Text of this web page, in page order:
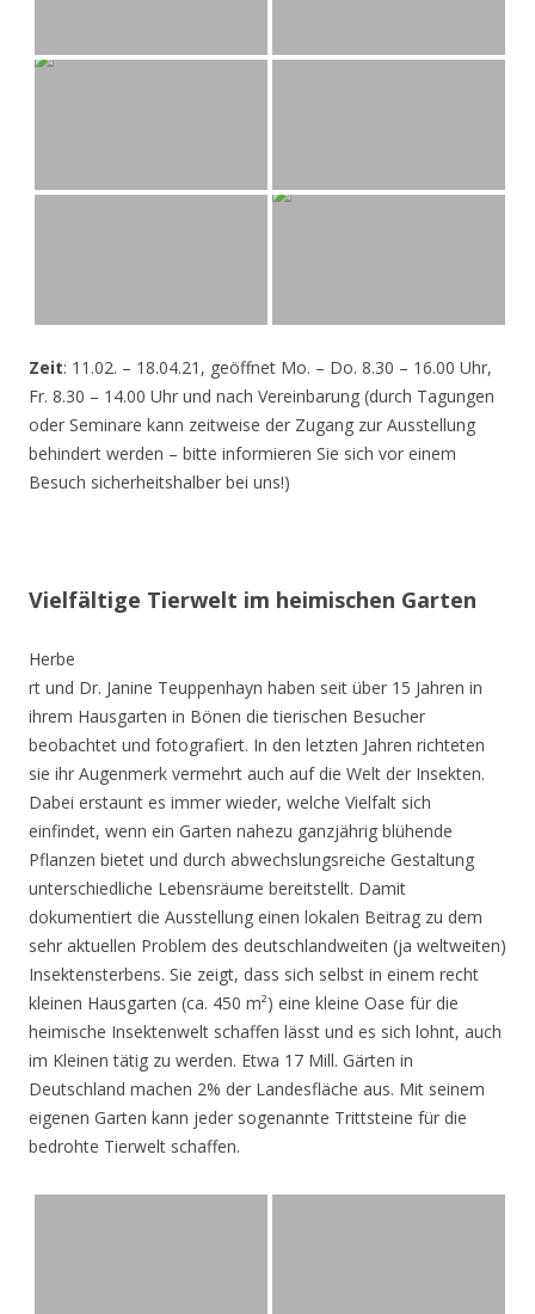
Zeit: 11.02. – 18.04.21, geöffnet Mo. – Do. 8.30 – 16.00 Uhr,
Fr. 8.30 – 14.00 Uhr und nach Vereinbarung (durch Tagungen
oder Seminare kann zeitweise der Zugang zur Ausstellung
behindert werden – bitte informieren Sie sich vor einem
Besuch sicherheitshalber bei uns!)
Vielfältige Tierwelt im heimischen Garten
Herbe
rt und Dr. Janine Teuppenhayn haben seit über 15 Jahren in
ihrem Hausgarten in Bönen die tierischen Besucher
beobachtet und fotografiert. In den letzten Jahren richteten
sie ihr Augenmerk vermehrt auch auf die Welt der Insekten.
Dabei erstaunt es immer wieder, welche Vielfalt sich
einfindet, wenn ein Garten nahezu ganzjährig blühende
Pflanzen bietet und durch abwechslungsreiche Gestaltung
unterschiedliche Lebensräume bereitstellt. Damit
dokumentiert die Ausstellung einen lokalen Beitrag zu dem
sehr aktuellen Problem des deutschlandweiten (ja weltweiten)
Insektensterbens. Sie zeigt, dass sich selbst in einem recht
kleinen Hausgarten (ca. 450 m²) eine kleine Oase für die
heimische Insektenwelt schaffen lässt und es sich lohnt, auch
im Kleinen tätig zu werden. Etwa 17 Mill. Gärten in
Deutschland machen 2% der Landesfläche aus. Mit seinem
eigenen Garten kann jeder sogenannte Trittsteine für die
bedrohte Tierwelt schaffen.